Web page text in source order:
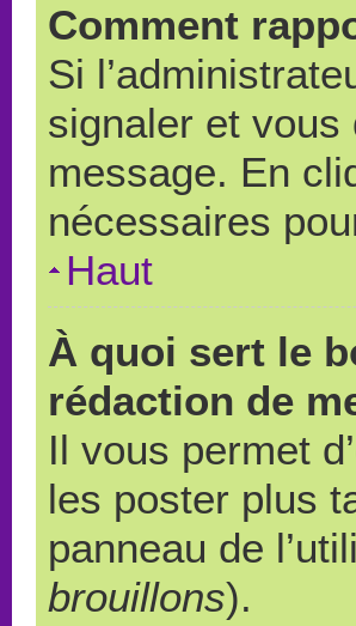
Comment
Si
signaler et vous
message. En
nécessaires
Haut
À quoi sert le
rédaction de
Il vous permet
les poster plus
panneau de
brouillons).